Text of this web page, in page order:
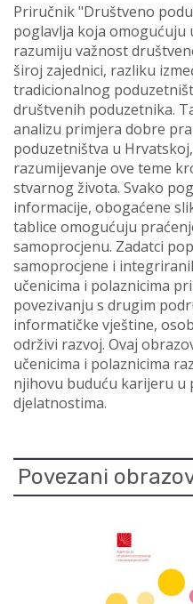
Priručnik "Društveno
poglavlja koja omogućuju
razumiju važnost
široj zajednici, razliku
tradicionalnog
društvenih poduzetnika.
analizu primjera dobre
poduzetništva u
razumijevanje ove teme
stvarnog života. Svako
informacije, obogaćene
tablice omogućuju
samoprocjenu. Zadatci
samoprocjene i
učenicima i polaznicima
povezivanju s drugim
informatičke vještine,
održivi razvoj. Ovaj
učenicima i polaznicima
njihovu buduću karijeru u
djelatnostima.
Povezani